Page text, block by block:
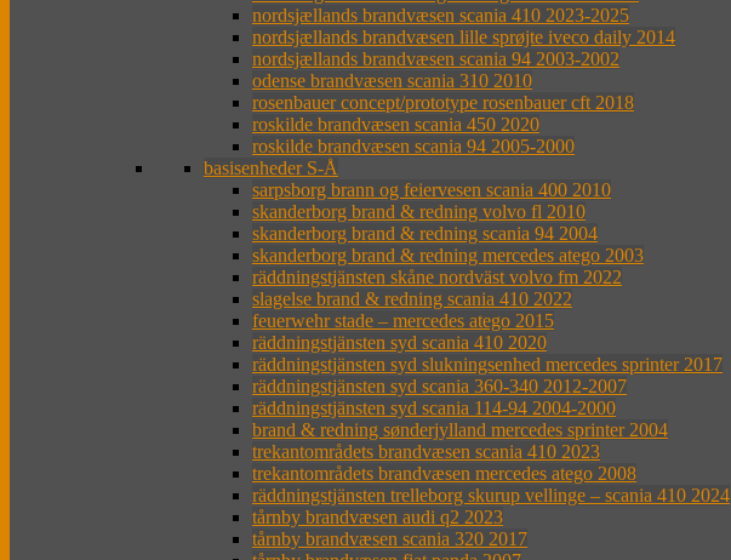
nordsjællands brandvæsen scania 410 2023-2025
nordsjællands brandvæsen lille sprøjte iveco daily 2014
nordsjællands brandvæsen scania 94 2003-2002
odense brandvæsen scania 310 2010
rosenbauer concept/prototype rosenbauer cft 2018
roskilde brandvæsen scania 450 2020
roskilde brandvæsen scania 94 2005-2000
basisenheder S-Å
sarpsborg brann og feiervesen scania 400 2010
skanderborg brand & redning volvo fl 2010
skanderborg brand & redning scania 94 2004
skanderborg brand & redning mercedes atego 2003
räddningstjänsten skåne nordväst volvo fm 2022
slagelse brand & redning scania 410 2022
feuerwehr stade – mercedes atego 2015
räddningstjänsten syd scania 410 2020
räddningstjänsten syd slukningsenhed mercedes sprinter 2017
räddningstjänsten syd scania 360-340 2012-2007
räddningstjänsten syd scania 114-94 2004-2000
brand & redning sønderjylland mercedes sprinter 2004
trekantområdets brandvæsen scania 410 2023
trekantområdets brandvæsen mercedes atego 2008
räddningstjänsten trelleborg skurup vellinge – scania 410 2024
tårnby brandvæsen audi q2 2023
tårnby brandvæsen scania 320 2017